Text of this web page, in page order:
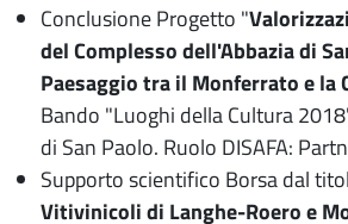
Conclusione Progetto "
del Complesso dell'Abbazia di
Paesaggio tra il Monferrato e la
Bando "Luoghi della Cultura
di San Paolo. Ruolo DISAFA:
Supporto scientifico Borsa dal
Vitivinicoli di Langhe-Roero e